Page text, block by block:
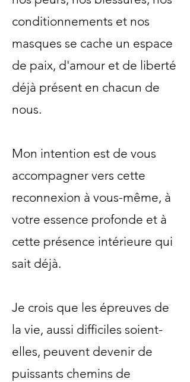
conditionnements et nos
masques se cache un espace
de paix, d'amour et de liberté
déjà présent en chacun de
nous.
Mon intention est de vous
accompagner vers cette
reconnexion à vous-même, à
votre essence profonde et à
cette présence intérieure qui
sait déjà.
Je crois que les épreuves de
la vie, aussi difficiles soient-
elles, peuvent devenir de
puissants chemins de